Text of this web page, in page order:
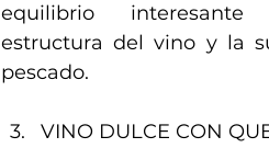
equilibrio
estructura del vino y la
pescado.
VINO DULCE CON